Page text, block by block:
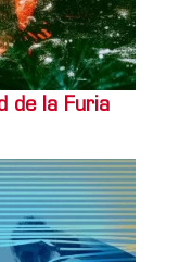
de la Furia